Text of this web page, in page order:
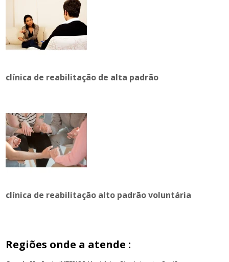
clínica de reabilitação de alta padrão
clínica de reabilitação alto padrão voluntária
Regiões onde a atende :